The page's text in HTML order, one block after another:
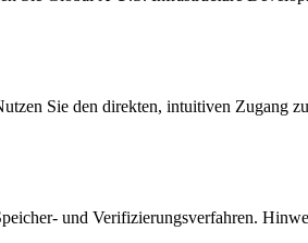
Sie den direkten, intuitiven Zugang
und Verifizierungsverfahren.